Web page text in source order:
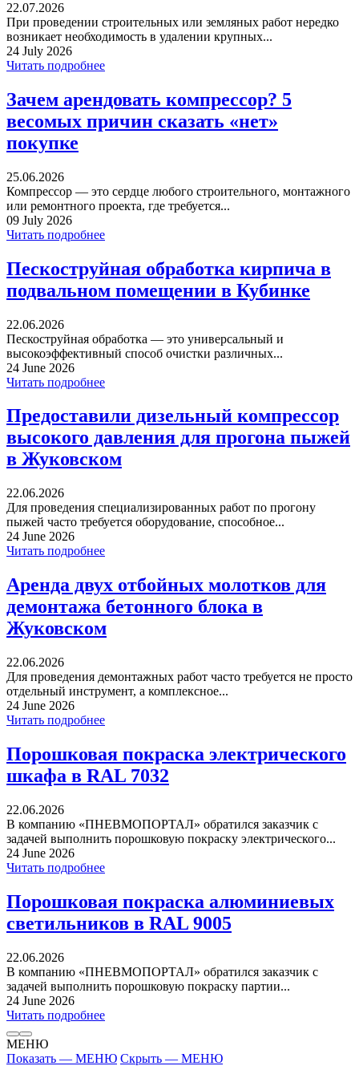
22.07.2026
При проведении строительных или земляных работ нередко
возникает необходимость в удалении крупных...
24 July 2026
Читать подробнее
Зачем арендовать компрессор? 5
весомых причин сказать «нет»
покупке
25.06.2026
Компрессор — это сердце любого строительного, монтажного
или ремонтного проекта, где требуется...
09 July 2026
Читать подробнее
Пескоструйная обработка кирпича в
подвальном помещении в Кубинке
22.06.2026
Пескоструйная обработка — это универсальный и
высокоэффективный способ очистки различных...
24 June 2026
Читать подробнее
Предоставили дизельный компрессор
высокого давления для прогона пыжей
в Жуковском
22.06.2026
Для проведения специализированных работ по прогону
пыжей часто требуется оборудование, способное...
24 June 2026
Читать подробнее
Аренда двух отбойных молотков для
демонтажа бетонного блока в
Жуковском
22.06.2026
Для проведения демонтажных работ часто требуется не просто
отдельный инструмент, а комплексное...
24 June 2026
Читать подробнее
Порошковая покраска электрического
шкафа в RAL 7032
22.06.2026
В компанию «ПНЕВМОПОРТАЛ» обратился заказчик с
задачей выполнить порошковую покраску электрического...
24 June 2026
Читать подробнее
Порошковая покраска алюминиевых
светильников в RAL 9005
22.06.2026
В компанию «ПНЕВМОПОРТАЛ» обратился заказчик с
задачей выполнить порошковую покраску партии...
24 June 2026
Читать подробнее
МЕНЮ
Показать — МЕНЮ Скрыть — МЕНЮ